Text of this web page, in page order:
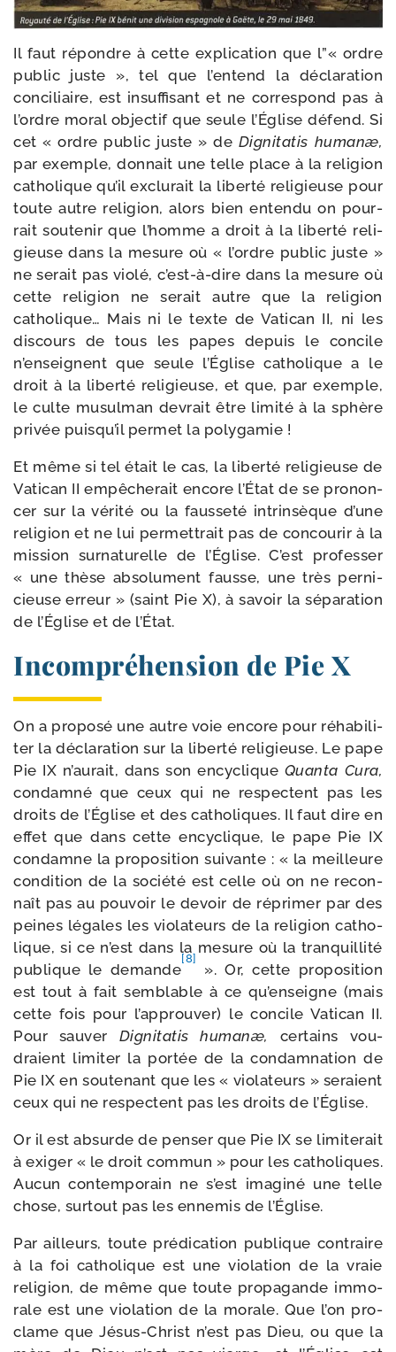
Il faut répondre à cette expli­ca­tion que l”« ordre
public juste », tel que l’entend la décla­ra­tion
conci­liaire, est insuf­fi­sant et ne cor­res­pond pas à
l’ordre moral objec­tif que seule l’Église défend. Si
cet « ordre public juste » de Dignitatis humanæ,
par exemple, don­nait une telle place à la reli­gion
catho­lique qu’il exclu­rait la liber­té reli­gieuse pour
toute autre reli­gion, alors bien enten­du on pour­
rait sou­te­nir que l’homme a droit à la liber­té reli­
gieuse dans la mesure où « l’ordre public juste »
ne serait pas vio­lé, c’est-à-dire dans la mesure où
cette reli­gion ne serait autre que la reli­gion
catho­lique… Mais ni le texte de Vatican II, ni les
dis­cours de tous les papes depuis le concile
n’enseignent que seule l’Église catho­lique a le
droit à la liber­té reli­gieuse, et que, par exemple,
le culte musul­man devrait être limi­té à la sphère
pri­vée puisqu’il per­met la polygamie !
Et même si tel était le cas, la liber­té reli­gieuse de
Vatican II empê­che­rait encore l’État de se pro­non­
cer sur la véri­té ou la faus­se­té intrin­sèque d’une
reli­gion et ne lui per­met­trait pas de concou­rir à la
mis­sion sur­na­tu­relle de l’Église. C’est pro­fes­ser
« une thèse abso­lu­ment fausse, une très per­ni­
cieuse erreur » (saint Pie X), à savoir la sépa­ra­tion
de l’Église et de l’État.
Incompréhension de Pie X
On a pro­po­sé une autre voie encore pour réha­bi­li­
ter la décla­ra­tion sur la liber­té reli­gieuse. Le pape
Pie IX n’aurait, dans son ency­clique Quanta Cura,
condam­né que ceux qui ne res­pectent pas les
droits de l’Église et des catho­liques. Il faut dire en
effet que dans cette ency­clique, le pape Pie IX
condamne la pro­po­si­tion sui­vante : « la meilleure
condi­tion de la socié­té est celle où on ne recon­
naît pas au pou­voir le devoir de répri­mer par des
peines légales les vio­la­teurs de la reli­gion catho­
lique, si ce n’est dans la mesure où la tran­quilli­té
publique le demande
[8]
». Or, cette pro­po­si­tion
est tout à fait sem­blable à ce qu’enseigne (mais
cette fois pour l’approuver) le concile Vatican II.
Pour sau­ver Dignitatis humanæ,
cer­tains vou­
draient limi­ter la por­tée de la condam­na­tion de
Pie IX en sou­te­nant que les « vio­la­teurs » seraient
ceux qui ne res­pectent pas les droits de l’Église.
Or il est absurde de pen­ser que Pie IX se limi­te­rait
à exi­ger « le droit com­mun » pour les catho­liques.
Aucun contem­po­rain ne s’est ima­gi­né une telle
chose, sur­tout pas les enne­mis de l’Église.
Par ailleurs, toute pré­di­ca­tion publique contraire
à la foi catho­lique est une vio­la­tion de la vraie
reli­gion, de même que toute pro­pa­gande immo­
rale est une vio­la­tion de la morale. Que l’on pro­
clame que Jésus-​Christ n’est pas Dieu, ou que la